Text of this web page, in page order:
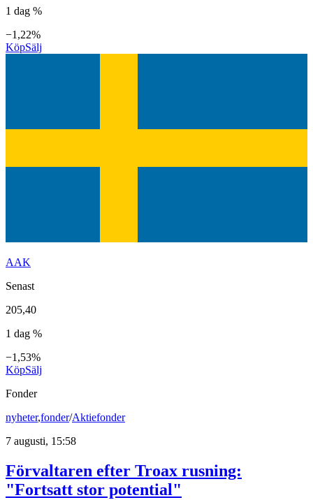
1 dag %
−1,22%
KöpSälj
AAK
Senast
205,40
1 dag %
−1,53%
KöpSälj
Fonder
nyheter,fonder/Aktiefonder
7 augusti, 15:58
Förvaltaren efter Troax rusning:
"Fortsatt stor potential"